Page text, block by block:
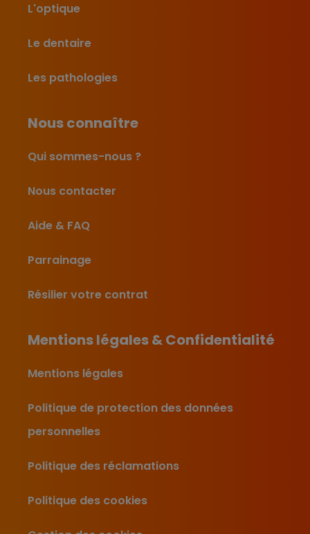
L'optique
Le dentaire
Les pathologies
Nous connaître
Qui sommes-nous ?
Nous contacter
Aide & FAQ
Parrainage
Résilier votre contrat
Mentions légales & Confidentialité
Mentions légales
Politique de protection des données
personnelles
Politique des réclamations
Politique des cookies